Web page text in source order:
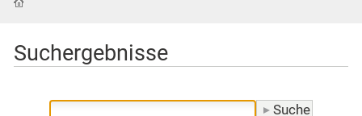
Suchergebnisse